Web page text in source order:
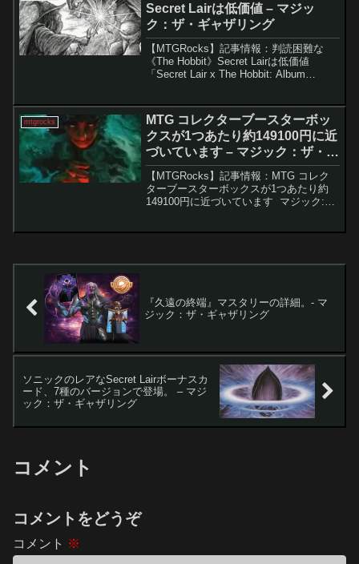
Secret Lairは低価値 – マジッ
ク：ザ・ギャザリング
【MTGRocks】記事情報：判読困難な
《The Hobbit》Secret Lairは低価値
「Secret Lair x The Hobbit: Album
mtgrocks
MTG コレクターブースターボッ
クスが1つあたり約149100円に近
づいています – マジック：ザ・ギ
ャザリング
【MTGRocks】記事情報：MTG コレク
ターブースターボックスが1つあたり約
149100円に近づいています マジック:
『​久遠の終端』マスタリーの詳細。- マ
ジック：ザ・ギャザリング
ソニックのレアなSecret Lairボーナスカ
ード、7種のバージョンで登場。 – マジ
ック：ザ・ギャザリング
コメント
コメントをどうぞ
コメント ※